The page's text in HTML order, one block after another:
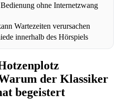
ohne Internetzwang
Wartezeiten verursachen
innerhalb des Hörspiels
der Klassiker
begeistert